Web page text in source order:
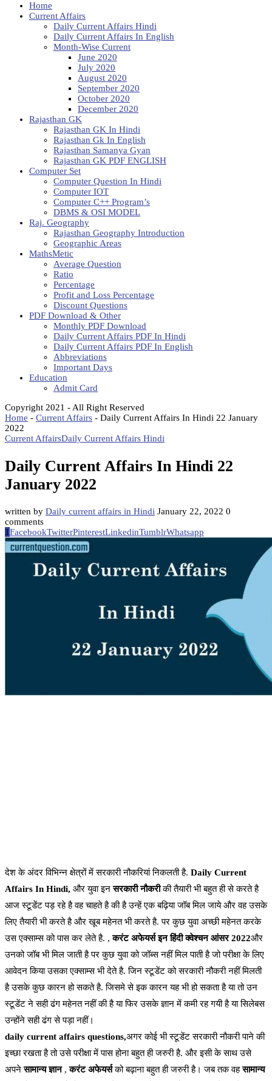
Home
Current Affairs
Daily Current Affairs Hindi
Daily Current Affairs In English
Month-Wise Current
June 2020
July 2020
August 2020
September 2020
October 2020
December 2020
Rajasthan GK
Rajasthan GK In Hindi
Rajasthan Gk In English
Rajasthan Samanya Gyan
Rajasthan GK PDF ENGLISH
Computer Set
Computer Question In Hindi
Computer IOT
Computer C++ Program’s
DBMS & OSI MODEL
Raj. Geography
Rajasthan Geography Introduction
Geographic Areas
MathsMetic
Average Question
Ratio
Percentage
Profit and Loss Percentage
Discount Questions
PDF Download & Other
Monthly PDF Download
Daily Current Affairs PDF In Hindi
Daily Current Affairs PDF In English
Abbreviations
Important Days
Education
Admit Card
Copyright 2021 - All Right Reserved
Home - Current Affairs - Daily Current Affairs In Hindi 22 January
2022
Current AffairsDaily Current Affairs Hindi
Daily Current Affairs In Hindi 22
January 2022
written by Daily current affairs in Hindi January 22, 2022 0
comments
1FacebookTwitterPinterestLinkedinTumblrWhatsapp
देश के अंदर विभिन्न क्षेत्रों में सरकारी नौकरियां निकलती है. Daily Current
Affairs In Hindi, और युवा इनसरकारी नौकरीकी तैयारी भी बहुत ही से करते है
आज स्टूडेंट पड़ रहे है वह चाहते है की है उन्हें एक बढ़िया जॉब मिल जाये और वह उसके
लिए तैयारी भी करते है और खूब महेनत भी करते है. पर कुछ युवा अच्छी महेनत करके
उस एक्साम्स को पास कर लेते है. ,करंट अफेयर्स इन हिंदी क्वेश्चन आंसर 2022और
उनको जॉब भी मिल जाती है पर कुछ युवा को जॉब्स नहीं मिल पाती है जो परीक्षा के लिए
आवेदन किया उसका एक्साम्स भी देते है. जिन स्टूडेंट को सरकारी नौकरी नहीं मिलती
है उसके कुछ कारन हो सकते है. जिसमे से इक कारन यह भी हो सकता है या तो उन
स्टूडेंट ने सही ढंग महेनत नहीं की है या फिर उसके ज्ञान में कमी रह गयी है या सिलेबस
उन्होंने सही ढंग से पड़ा नहीं।
daily current affairs questions,अगर कोई भी स्टूडेंट सरकारी नौकरी पाने की
इच्छा रखता है तो उसे परीक्षा में पास होना बहुत ही जरुरी है. और इसी के साथ उसे
अपनेसामान्य ज्ञान,करंट अफेयर्सको बढ़ाना बहुत ही जरुरी है। जब तक वहसामान्य